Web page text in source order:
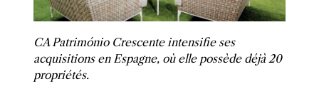
CA Património Crescente intensifie ses
acquisitions en Espagne, où elle possède déjà 20
propriétés.